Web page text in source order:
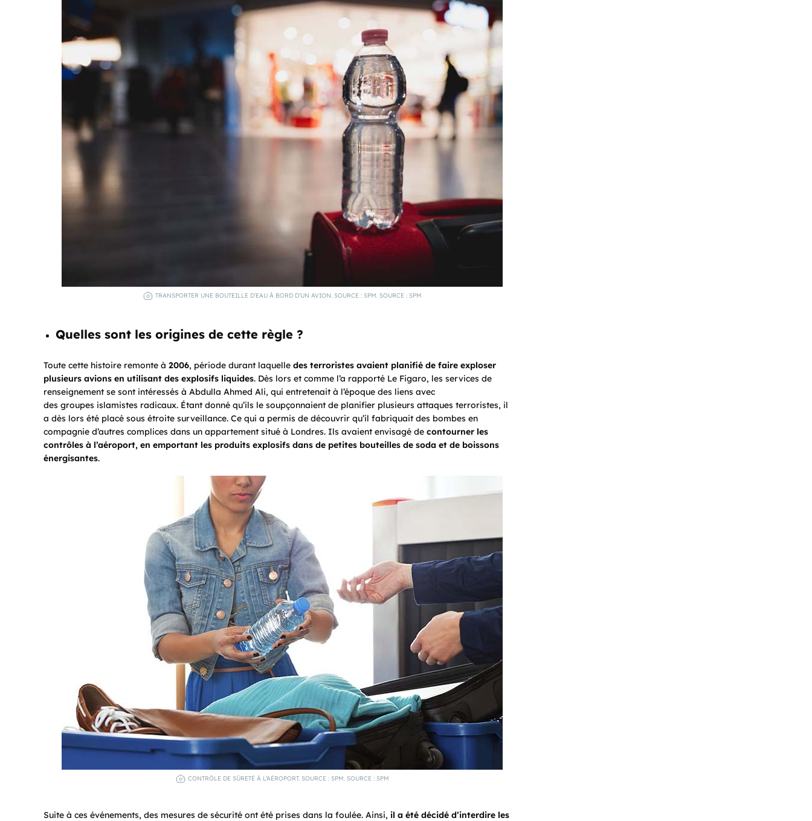
TRANSPORTER UNE BOUTEILLE D’EAU À BORD D’UN AVION. SOURCE : SPM. SOURCE : SPM
Quelles sont les origines de cette règle ?
Toute cette histoire remonte à 2006, période durant laquelle des terroristes avaient planifié de faire exploser
plusieurs avions en utilisant des explosifs liquides. Dès lors et comme l’a rapporté Le Figaro, les services de
renseignement se sont intéressés à Abdulla Ahmed Ali, qui entretenait à l’époque des liens avec
des groupes islamistes radicaux. Étant donné qu’ils le soupçonnaient de planifier plusieurs attaques terroristes, il
a dès lors été placé sous étroite surveillance. Ce qui a permis de découvrir qu’il fabriquait des bombes en
compagnie d’autres complices dans un appartement situé à Londres. Ils avaient envisagé de contourner les
contrôles à l’aéroport, en emportant les produits explosifs dans de petites bouteilles de soda et de boissons
énergisantes.
CONTRÔLE DE SÛRETÉ À L’AÉROPORT. SOURCE : SPM. SOURCE : SPM
Suite à ces événements, des mesures de sécurité ont été prises dans la foulée. Ainsi, il a été décidé d’interdire les